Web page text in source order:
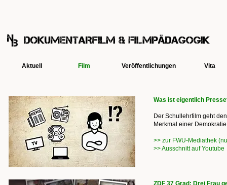
Aktuell Film Veröffentlichungen Vita
Was ist eigentlich
Der Schullehrfilm geht
Merkmal einer
>> zur FWU-Mediathek
>> Ausschnitt auf Youtube
ZDF 37 Grad: Drei Frau